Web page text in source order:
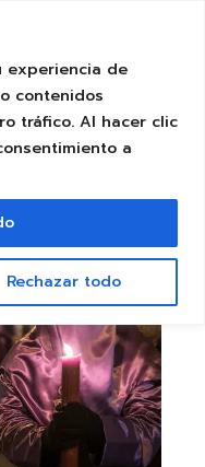
experiencia de
contenidos
tráfico. Al hacer clic
a
Rechazar todo